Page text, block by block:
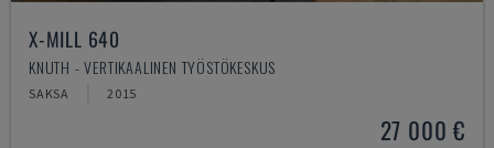
X-MILL 640
KNUTH - VERTIKAALINEN TYÖSTÖKESKUS
SAKSA 2015
27 000 €